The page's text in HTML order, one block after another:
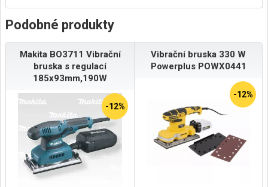
Podobné produkty
Makita BO3711 Vibrační
bruska s regulací
185x93mm,190W
-12%
Vibrační bruska 330 W
Powerplus POWX0441
-12%